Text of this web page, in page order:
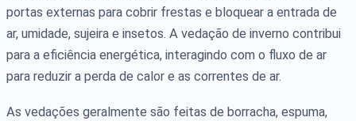
portas externas para cobrir frestas e bloquear a entrada de
ar, umidade, sujeira e insetos. A vedação de inverno contribui
para a eficiência energética, interagindo com o fluxo de ar
para reduzir a perda de calor e as correntes de ar.
As vedações geralmente são feitas de borracha, espuma,